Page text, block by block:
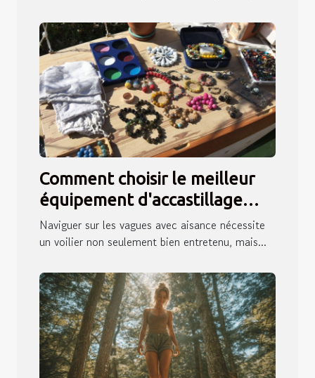
Comment choisir le meilleur
équipement d'accastillage
pour votre voilier
Naviguer sur les vagues avec aisance nécessite
un voilier non seulement bien entretenu, mais...